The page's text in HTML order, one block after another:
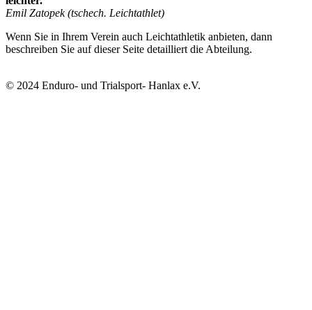
Emil Zatopek (tschech. Leichtathlet)
Wenn Sie in Ihrem Verein auch Leichtathletik anbieten, dann
beschreiben Sie auf dieser Seite detailliert die Abteilung.
© 2024 Enduro- und Trialsport- Hanlax e.V.